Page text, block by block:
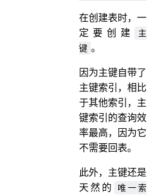
在创建表时，一
定要创建
主
键 。
因为主键自带了
主键索引，相比
于其他索引，主
键索引的查询效
率最高，因为它
不需要回表。
此外，主键还是
天然的
唯一索